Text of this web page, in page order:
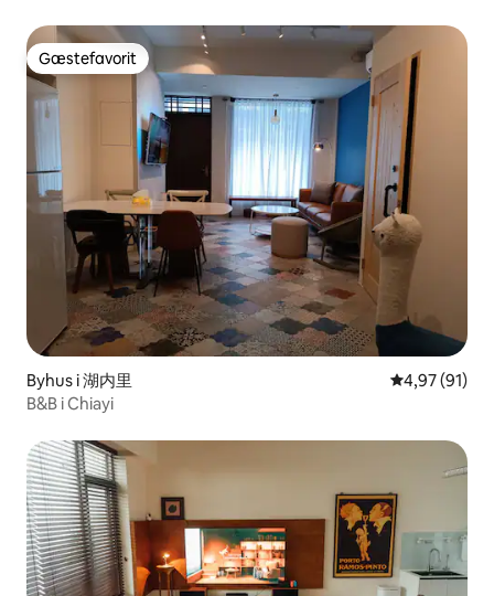
Gæstefavorit
Gæstefavorit
Byhus i 湖内里 4,97 ud af 5
4,97 (91)
B&B i Chiayi